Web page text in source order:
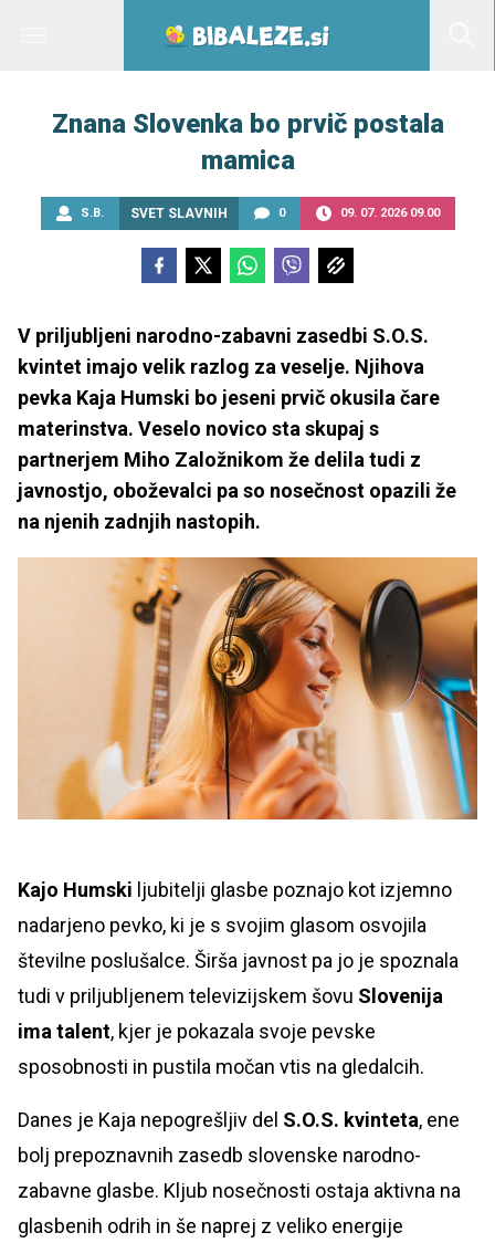
Znana Slovenka bo prvič postala
mamica
S.B. SVET SLAVNIH 0 09. 07. 2026 09.00
V priljubljeni narodno-zabavni zasedbi S.O.S.
kvintet imajo velik razlog za veselje. Njihova
pevka Kaja Humski bo jeseni prvič okusila čare
materinstva. Veselo novico sta skupaj s
partnerjem Miho Založnikom že delila tudi z
javnostjo, oboževalci pa so nosečnost opazili že
na njenih zadnjih nastopih.
Kajo Humski ljubitelji glasbe poznajo kot izjemno
nadarjeno pevko, ki je s svojim glasom osvojila
številne poslušalce. Širša javnost pa jo je spoznala
tudi v priljubljenem televizijskem šovu Slovenija
ima talent, kjer je pokazala svoje pevske
sposobnosti in pustila močan vtis na gledalcih.
Danes je Kaja nepogrešljiv del S.O.S. kvinteta, ene
bolj prepoznavnih zasedb slovenske narodno-
zabavne glasbe. Kljub nosečnosti ostaja aktivna na
glasbenih odrih in še naprej z veliko energije